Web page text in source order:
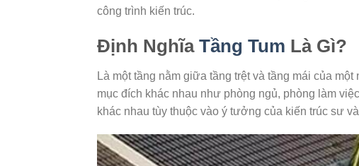
công trình kiến trúc.
Định Nghĩa Tầng Tum Là Gì?
Là một tầng nằm giữa tầng trệt và tầng mái của
mục đích khác nhau như phòng ngủ, phòng làm
khác nhau tùy thuộc vào ý tưởng của kiến trúc sư